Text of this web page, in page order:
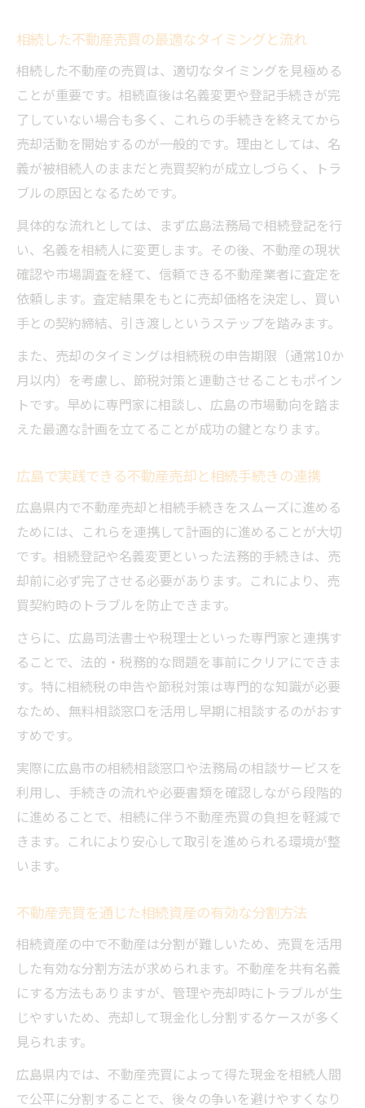
相続した不動産売買の最適なタイミングと流れ
相続した不動産の売買は、適切なタイミングを見極める
ことが重要です。相続直後は名義変更や登記手続きが完
了していない場合も多く、これらの手続きを終えてから
売却活動を開始するのが一般的です。理由としては、名
義が被相続人のままだと売買契約が成立しづらく、トラ
ブルの原因となるためです。
具体的な流れとしては、まず広島法務局で相続登記を行
い、名義を相続人に変更します。その後、不動産の現状
確認や市場調査を経て、信頼できる不動産業者に査定を
依頼します。査定結果をもとに売却価格を決定し、買い
手との契約締結、引き渡しというステップを踏みます。
また、売却のタイミングは相続税の申告期限（通常10か
月以内）を考慮し、節税対策と連動させることもポイン
トです。早めに専門家に相談し、広島の市場動向を踏ま
えた最適な計画を立てることが成功の鍵となります。
広島で実践できる不動産売却と相続手続きの連携
広島県内で不動産売却と相続手続きをスムーズに進める
ためには、これらを連携して計画的に進めることが大切
です。相続登記や名義変更といった法務的手続きは、売
却前に必ず完了させる必要があります。これにより、売
買契約時のトラブルを防止できます。
さらに、広島司法書士や税理士といった専門家と連携す
ることで、法的・税務的な問題を事前にクリアにできま
す。特に相続税の申告や節税対策は専門的な知識が必要
なため、無料相談窓口を活用し早期に相談するのがおす
すめです。
実際に広島市の相続相談窓口や法務局の相談サービスを
利用し、手続きの流れや必要書類を確認しながら段階的
に進めることで、相続に伴う不動産売買の負担を軽減で
きます。これにより安心して取引を進められる環境が整
います。
不動産売買を通じた相続資産の有効な分割方法
相続資産の中で不動産は分割が難しいため、売買を活用
した有効な分割方法が求められます。不動産を共有名義
にする方法もありますが、管理や売却時にトラブルが生
じやすいため、売却して現金化し分割するケースが多く
見られます。
広島県内では、不動産売買によって得た現金を相続人間
で公平に分割することで、後々の争いを避けやすくなり